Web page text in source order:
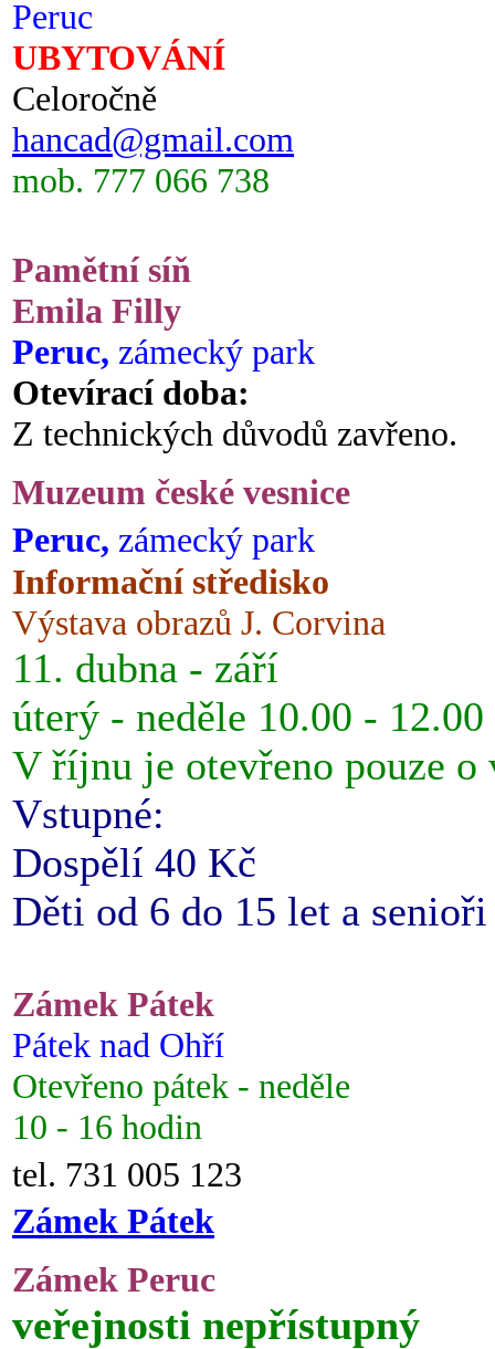
Peruc
UBYTOVÁNÍ
Celoročně
hancad@gmail.com
mob. 777 066 738
Pamětní síň
Emila Filly
Peruc, zámecký park
Otevírací doba:
Z technických důvodů zavřeno.
Muzeum české vesnice
Peruc, zámecký park
Informační středisko
Výstava obrazů J. Corvina
11. dubna - září
úterý - neděle 10.00 -
V říjnu je otevřeno pouze o
Vstupné:
Dospělí 40 Kč
Děti od 6 do 15 let a
Zámek Pátek
Pátek nad Ohří
Otevřeno pátek - neděle
10 - 16 hodin
tel. 731 005 123
Zámek Pátek
Zámek Peruc
veřejnosti nepřístupný